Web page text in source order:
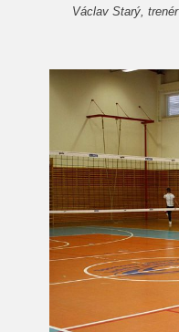
Václav Starý, trenér